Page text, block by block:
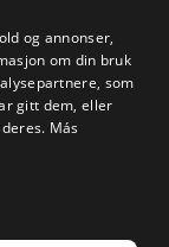
KI i bilder
ENGLISH
GREEK
og annonser,
om din bruk
som
gitt dem, eller
Más